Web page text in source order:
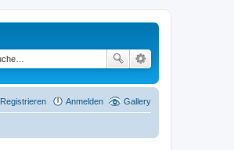
Gallery
Anmelden
Registrieren